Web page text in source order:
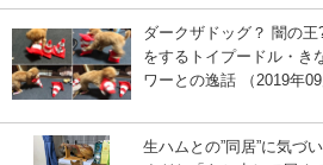
ダークザドッグ？ 闇の
をするトイプードル・き
ワーとの逸話 （2019年09
生ハムとの”同居”に気づ